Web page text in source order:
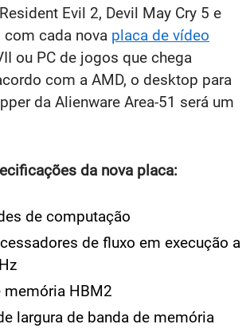
Evil 2, Devil May Cry 5 e
com cada nova placa de vídeo
ou PC de jogos que chega
com a AMD, o desktop para
da Alienware Area-51 será um
da nova placa:
de computação
de fluxo em execução a
memória HBM2
largura de banda de memória